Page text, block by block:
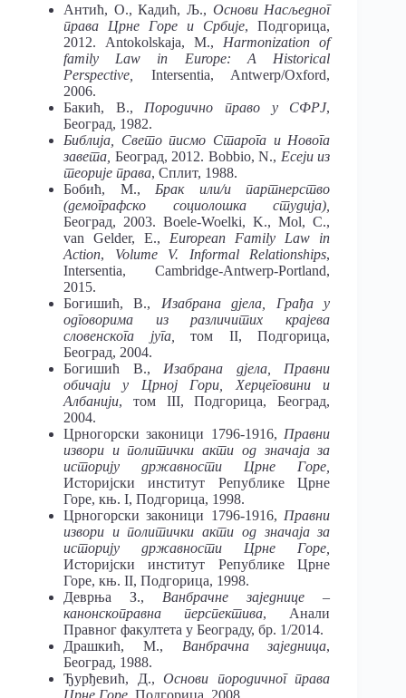
Антић, О., Кадић, Љ., Основи Насљедног
права Црне Гореи Србије, Подгорица,
2012. Antokolskaja, M., Harmonizationof
family Law in Europe: A Historical
Perspective, Intersentia, Antwerp/Oxford,
2006.
Бакић, В., Породично право у СФРЈ,
Београд, 1982.
Библија, Светописмо Старога и Новога
завета, Београд, 2012. Bobbio, N., Есејииз
теорије права, Сплит, 1988.
Бобић, М., Брак или/ипартнерство
(демографско социолошка студија),
Београд, 2003. Boele-Woelki, K., Mol, C.,
van Gelder, E., European Family Law in
Action, Volume V. Informal Relationships,
Intersentia, Cambridge-Antwerp-Portland,
2015.
Богишић, В., Изабрана дјела, Грађау
одговорима из различитих крајева
словенскога југа,том II, Подгорица,
Београд, 2004.
Богишић В., Изабрана дјела, Правни
обичаји у Црној Гори, Херцеговини и
Албанији, том III, Подгорица, Београд,
2004.
Црногорски законици 1796-1916, Правни
извори и политички акти од значаја за
историју државности Црне Горе,
Историјски институт Републике Црне
Горе, књ. I, Подгорица, 1998.
Црногорски законици 1796-1916, Правни
извори и политички акти од значаја за
историју државности Црне Горе,
Историјски институт Републике Црне
Горе, књ. II, Подгорица, 1998.
Деврња З., Ванбрачне заједнице –
канонскоправна перспектива, Анали
Правног факултета у Београду, бр. 1/2014.
Драшкић, М., Ванбрачна заједница,
Београд, 1988.
Ђурђевић, Д.,Основи породичног права
Црне Горе, Подгорица, 2008.